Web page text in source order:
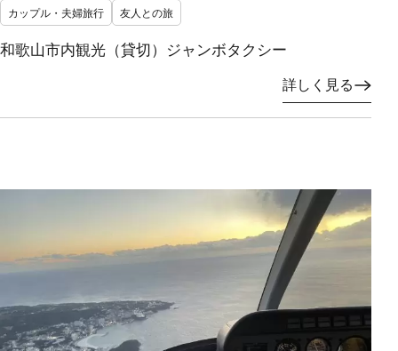
カップル・夫婦旅行
友人との旅
和歌山市内観光（貸切）ジャンボタクシー
詳しく見る